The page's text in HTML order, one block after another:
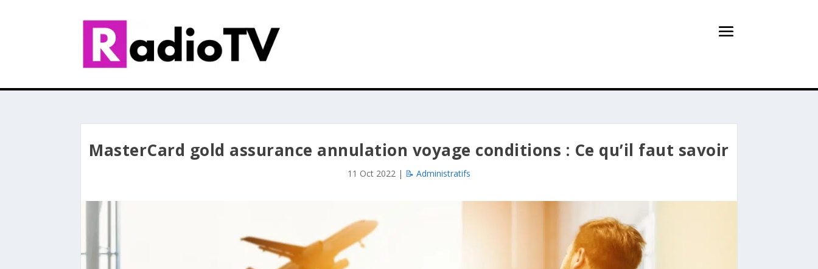
MasterCard gold assurance annulation voyage conditions : Ce qu’il faut savoir
11 Oct 2022 | 📝 Administratifs